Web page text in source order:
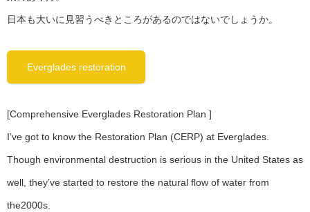
日本も大いに見習うべきところがあるのではないでしょうか。
Everglades restoration
[Comprehensive Everglades Restoration Plan ]
I’ve got to know the Restoration Plan (CERP) at Everglades.
Though environmental destruction is serious in the United States as
well, they’ve started to restore the natural flow of water from
the2000s.